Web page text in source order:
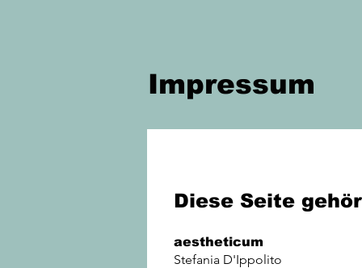
Impressum
Diese Seite
aestheticum
Stefania D'Ippolito